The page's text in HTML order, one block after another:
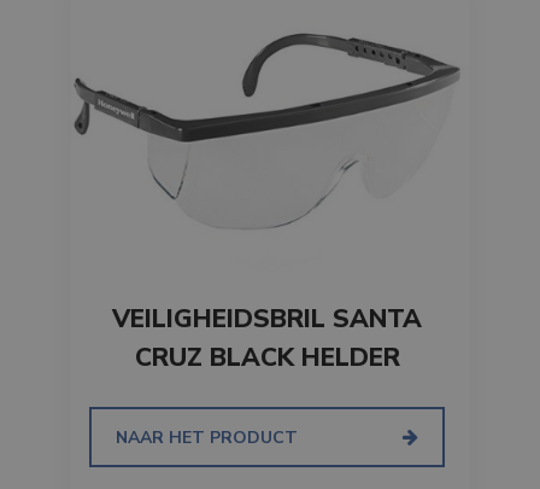
VEILIGHEIDSBRIL SANTA
CRUZ BLACK HELDER
NAAR HET PRODUCT